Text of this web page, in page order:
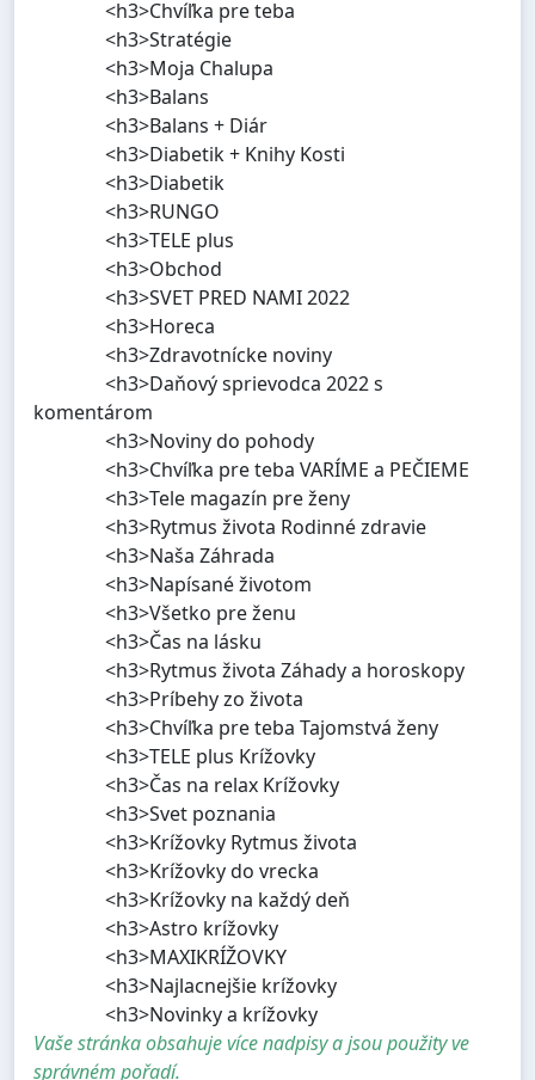
<h3>Chvíľka pre teba
<h3>Stratégie
<h3>Moja Chalupa
<h3>Balans
<h3>Balans + Diár
<h3>Diabetik + Knihy Kosti
<h3>Diabetik
<h3>RUNGO
<h3>TELE plus
<h3>Obchod
<h3>SVET PRED NAMI 2022
<h3>Horeca
<h3>Zdravotnícke noviny
<h3>Daňový sprievodca 2022 s
komentárom
<h3>Noviny do pohody
<h3>Chvíľka pre teba VARÍME a PEČIEME
<h3>Tele magazín pre ženy
<h3>Rytmus života Rodinné zdravie
<h3>Naša Záhrada
<h3>Napísané životom
<h3>Všetko pre ženu
<h3>Čas na lásku
<h3>Rytmus života Záhady a horoskopy
<h3>Príbehy zo života
<h3>Chvíľka pre teba Tajomstvá ženy
<h3>TELE plus Krížovky
<h3>Čas na relax Krížovky
<h3>Svet poznania
<h3>Krížovky Rytmus života
<h3>Krížovky do vrecka
<h3>Krížovky na každý deň
<h3>Astro krížovky
<h3>MAXIKRÍŽOVKY
<h3>Najlacnejšie krížovky
<h3>Novinky a krížovky
Vaše stránka obsahuje více nadpisy a jsou použity ve
správném pořadí.